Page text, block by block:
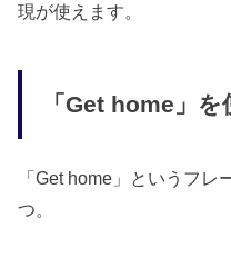
現が使えます。
「Get home」
「Get home」というフ
つ。